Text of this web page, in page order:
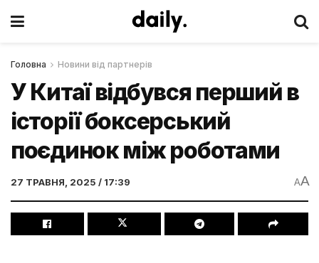
Головна Новини від партнерів
У Китаї відбувся перший в
історії боксерський
поєдинок між роботами
27 ТРАВНЯ, 2025 / 17:39 AA